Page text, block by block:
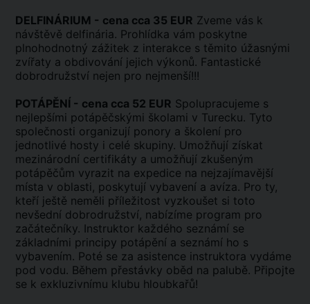
DELFINÁRIUM - cena cca 35 EUR Zveme vás k
návštěvě delfinária. Prohlídka vám poskytne
plnohodnotný zážitek z interakce s těmito úžasnými
zvířaty a obdivování jejich výkonů. Fantastické
dobrodružství nejen pro nejmenší!!!
POTÁPĚNÍ - cena cca 52 EUR Spolupracujeme s
nejlepšími potápěčskými školami v Turecku. Tyto
společnosti organizují ponory a školení pro
jednotlivé hosty i celé skupiny. Umožňují získat
mezinárodní certifikáty a umožňují zkušeným
potápěčům vyrazit na expedice na nejzajímavější
místa v oblasti, poskytují vybavení a avíza. Pro ty,
kteří ještě neměli příležitost vyzkoušet si toto
nevšední dobrodružství, nabízíme program pro
začátečníky. Instruktor každého seznámí se
základními principy potápění a seznámí ho s
vybavením. Poté se za asistence instruktora vydáme
pod vodu. Během přestávky oběd na palubě. Připojte
se k exkluzivnímu klubu hloubkařů!